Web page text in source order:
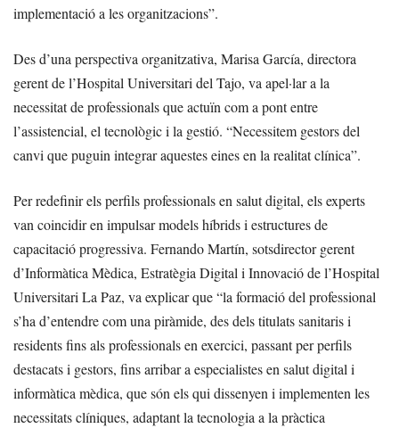
implementació a les organitzacions”.
Des d’una perspectiva organitzativa, Marisa García, directora
gerent de l’Hospital Universitari del Tajo, va apel·lar a la
necessitat de professionals que actuïn com a pont entre
l’assistencial, el tecnològic i la gestió. “Necessitem gestors del
canvi que puguin integrar aquestes eines en la realitat clínica”.
Per redefinir els perfils professionals en salut digital, els experts
van coincidir en impulsar models híbrids i estructures de
capacitació progressiva. Fernando Martín, sotsdirector gerent
d’Informàtica Mèdica, Estratègia Digital i Innovació de l’Hospital
Universitari La Paz, va explicar que “la formació del professional
s’ha d’entendre com una piràmide, des dels titulats sanitaris i
residents fins als professionals en exercici, passant per perfils
destacats i gestors, fins arribar a especialistes en salut digital i
informàtica mèdica, que són els qui dissenyen i implementen les
necessitats clíniques, adaptant la tecnologia a la pràctica